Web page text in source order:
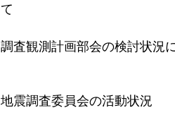
て
調査観測計画部会の検討状況
地震調査委員会の活動状況